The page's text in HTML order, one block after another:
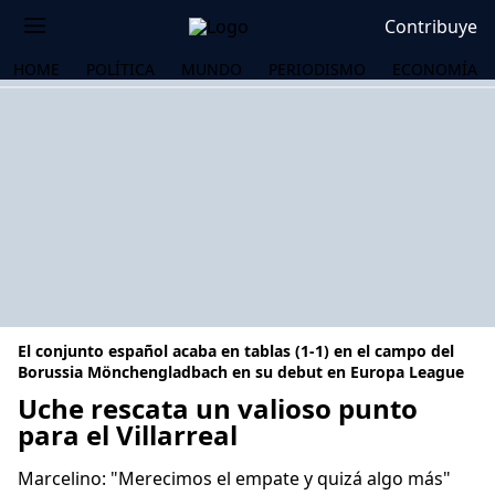
Contribuye
HOME POLÍTICA MUNDO PERIODISMO ECONOMÍA
El conjunto español acaba en tablas (1-1) en el campo del
Borussia Mönchengladbach en su debut en Europa League
Uche rescata un valioso punto
para el Villarreal
Marcelino: "Merecimos el empate y quizá algo más"